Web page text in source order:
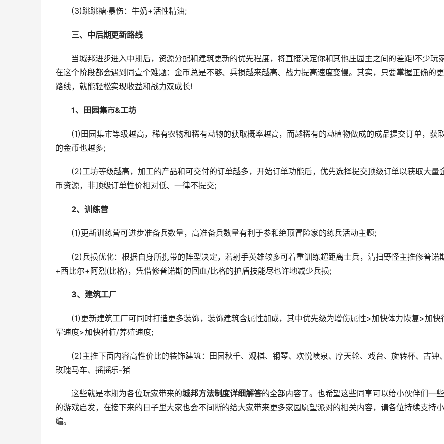
(3)跳跳糖·暴伤：牛奶+活性精油;
三、中后期更新路线
当城邦进步进入中期后，资源分配和建筑更新的优先程度，将直接决定你和其他庄园主之间的差距!不少玩
在这个阶段都会遇到同壹个难题：金币总是不够、兵损越来越高、战力提高速度变慢。其实，只要掌握正确的
路线，就能轻松实现收益和战力双成长!
1、田园集市&工坊
(1)田园集市等级越高，稀有农物和稀有动物的获取概率越高，而越稀有的动植物做成的成品提交订单，获
的金币也越多;
(2)工坊等级越高，加工的产品和可交付的订单越多，开始订单功能后，优先选择提交顶级订单以获取大量
币资源，非顶级订单性价相对低、一律不提交;
2、训练营
(1)更新训练营可进步准备兵数量，高准备兵数量有利于参和绝顶冒险家的练兵活动主题;
(2)兵损优化：根据自身所携带的阵型决定，若射手英雄较多可着重训练超距离士兵，清扫野怪主推修普诺
+西比尔+阿烈(比格)，凭借修普诺斯的回血/比格的护盾技能尽也许地减少兵损;
3、建筑工厂
(1)更新建筑工厂可同时打造更多装饰，装饰建筑含属性加成，其中优先级为增伤属性>加快体力恢复>加快
军速度>加快种植/养殖速度;
(2)主推下面内容高性价比的装饰建筑：田园秋千、观棋、钢琴、欢悦喷泉、摩天轮、戏台、旋转杯、古钟、
玫瑰马车、摇摇乐-猪
这些就是本期为各位玩家带来的城邦方法制度详细解答的全部内容了。也希望这些同享可以给小伙伴们一
的游戏启发，在接下来的日子里大家也会不间断的给大家带来更多家园愿望派对的相关内容，请各位持续支持小
编。